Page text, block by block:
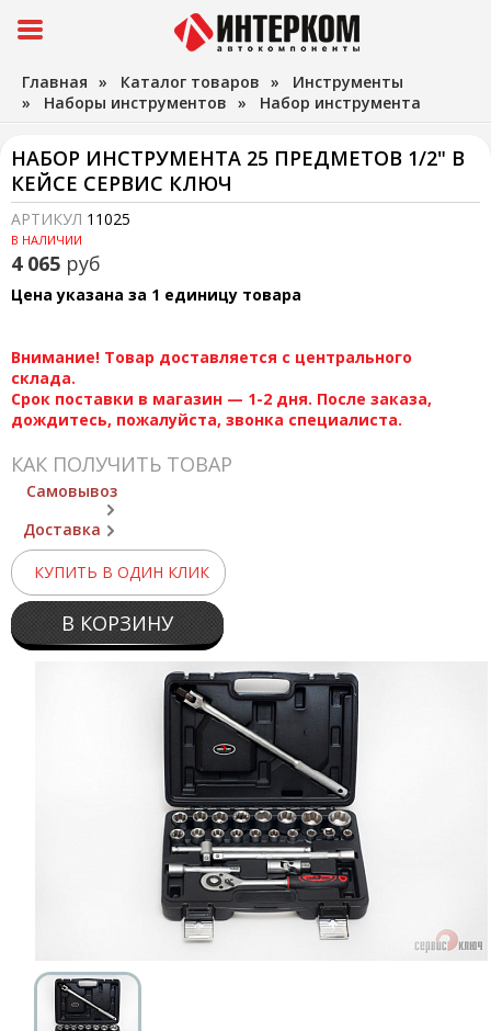
Главная » Каталог товаров » Инструменты
» Наборы инструментов » Набор инструмента
НАБОР ИНСТРУМЕНТА 25 ПРЕДМЕТОВ 1/2" В
КЕЙСЕ СЕРВИС КЛЮЧ
АРТИКУЛ 11025
В НАЛИЧИИ
4 065 руб
Цена указана за 1 единицу товара
Внимание! Товар доставляется с центрального
склада.
Срок поставки в магазин — 1-2 дня. После заказа,
дождитесь, пожалуйста, звонка специалиста.
КАК ПОЛУЧИТЬ ТОВАР
Самовывоз
Доставка
КУПИТЬ В ОДИН КЛИК
В КОРЗИНУ